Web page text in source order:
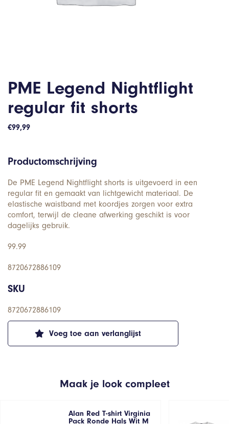
PME Legend Nightflight
regular fit shorts
€99,99
Voeg toe aan verlanglijst
Productomschrijving
De PME Legend Nightflight shorts is uitgevoerd in een
regular fit en gemaakt van lichtgewicht materiaal. De
elastische waistband met koordjes zorgen voor extra
comfort, terwijl de cleane afwerking geschikt is voor
dagelijks gebruik.
99.99
8720672886109
SKU
8720672886109
Maak je look compleet
Alan Red T-shirt Virginia
Pack Ronde Hals Wit M